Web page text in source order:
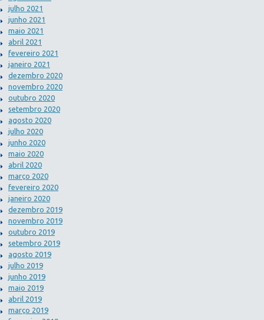
julho 2021
junho 2021
maio 2021
abril 2021
fevereiro 2021
janeiro 2021
dezembro 2020
novembro 2020
outubro 2020
setembro 2020
agosto 2020
julho 2020
junho 2020
maio 2020
abril 2020
março 2020
fevereiro 2020
janeiro 2020
dezembro 2019
novembro 2019
outubro 2019
setembro 2019
agosto 2019
julho 2019
junho 2019
maio 2019
abril 2019
março 2019